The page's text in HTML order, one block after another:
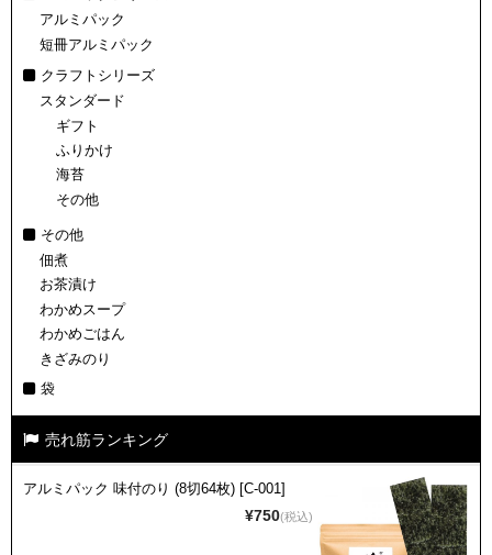
アルミパック
短冊アルミパック
クラフトシリーズ
スタンダード
ギフト
ふりかけ
海苔
その他
その他
佃煮
お茶漬け
わかめスープ
わかめごはん
きざみのり
袋
売れ筋ランキング
アルミパック 味付のり (8切64枚) [C-001]
¥750(税込)